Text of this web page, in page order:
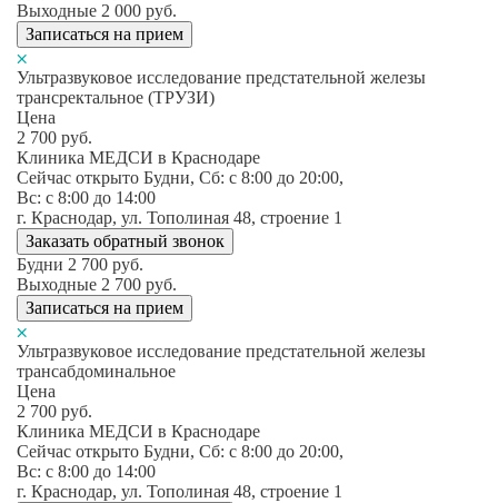
Выходные 2 000 руб.
Записаться на прием
Ультразвуковое исследование предстательной железы
трансректальное (ТРУЗИ)
Цена
2 700 руб.
Клиника МЕДСИ в Краснодаре
Сейчас открыто Будни, Сб: c 8:00 до 20:00,
Вс: c 8:00 до 14:00
г. Краснодар, ул. Тополиная 48, строение 1
Заказать обратный звонок
Будни 2 700 руб.
Выходные 2 700 руб.
Записаться на прием
Ультразвуковое исследование предстательной железы
трансабдоминальное
Цена
2 700 руб.
Клиника МЕДСИ в Краснодаре
Сейчас открыто Будни, Сб: c 8:00 до 20:00,
Вс: c 8:00 до 14:00
г. Краснодар, ул. Тополиная 48, строение 1